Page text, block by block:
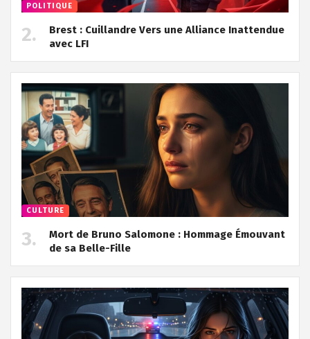
POLITIQUE
Brest : Cuillandre Vers une Alliance Inattendue
avec LFI
CULTURE
Mort de Bruno Salomone : Hommage Émouvant
de sa Belle-Fille